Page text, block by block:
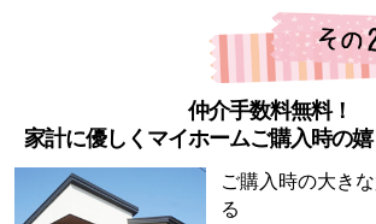
仲介手数料無料！
家計に優しくマイホームご購入時の嬉
ご購入時の大き
る